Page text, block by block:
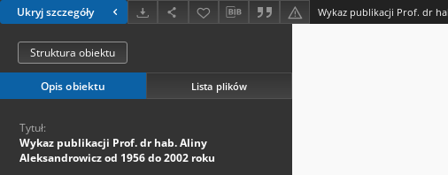
Ukryj szczegóły
Struktura obiektu
Opis obiektu Lista plików
Tytuł:
Wykaz publikacji Prof. dr hab. Aliny
Aleksandrowicz od 1956 do 2002 roku